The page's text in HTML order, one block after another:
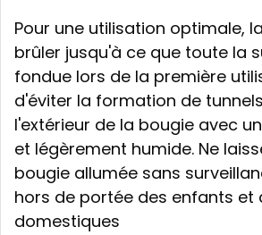
Pour une utilisation optimale,
brûler jusqu'à ce que toute la
fondue lors de la première
d'éviter la formation de
l'extérieur de la bougie avec
et légèrement humide. Ne
bougie allumée sans
hors de portée des enfants et
domestiques